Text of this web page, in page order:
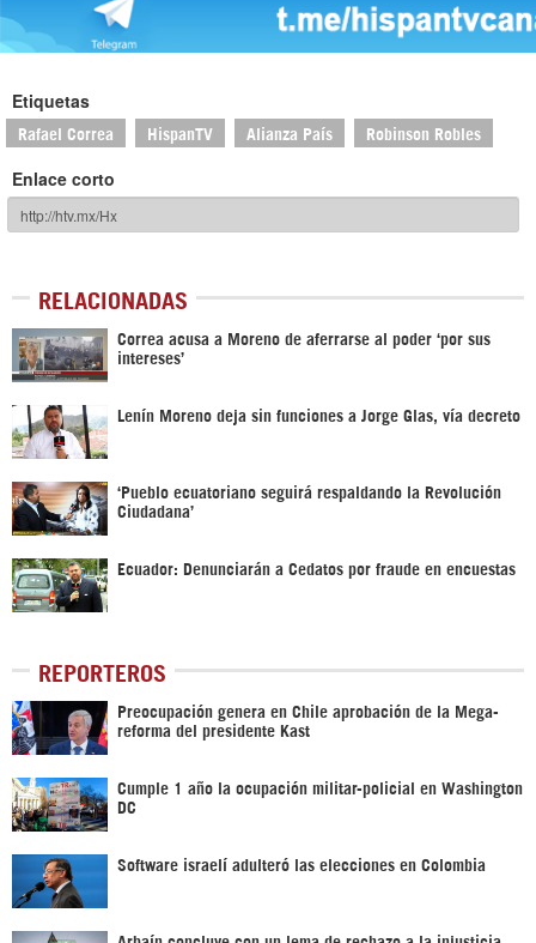
Etiquetas
Rafael Correa HispanTV Alianza País Robinson Robles
Enlace corto
RELACIONADAS
Correa acusa a Moreno de aferrarse al poder ‘por sus
intereses’
Lenín Moreno deja sin funciones a Jorge Glas, vía decreto
‘Pueblo ecuatoriano seguirá respaldando la Revolución
Ciudadana’
Ecuador: Denunciarán a Cedatos por fraude en encuestas
REPORTEROS
Preocupación genera en Chile aprobación de la Mega-
reforma del presidente Kast
Cumple 1 año la ocupación militar-policial en Washington
DC
Software israelí adulteró las elecciones en Colombia
Arbaín concluye con un lema de rechazo a la injusticia